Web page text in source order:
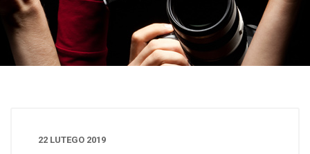
22 LUTEGO 2019